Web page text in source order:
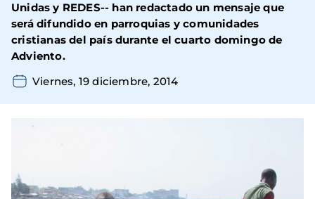
Unidas y REDES-- han redactado un mensaje que
será difundido en parroquias y comunidades
cristianas del país durante el cuarto domingo de
Adviento.
Viernes, 19 diciembre, 2014